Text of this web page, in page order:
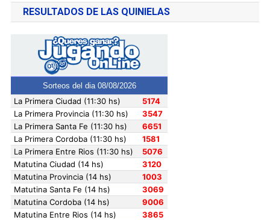
RESULTADOS DE LAS QUINIELAS